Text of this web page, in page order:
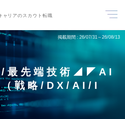
ャリアのスカウト転職
掲載期間 26/07/31～26/08/13
/最先端技術◢◤AI
（戦略/DX/AI/I